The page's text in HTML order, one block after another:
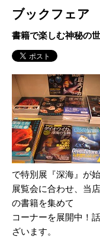
ブックフェア
書籍で楽しむ神秘の
で特別展『深海』が
展覧会に合わせ、当
の書籍を集めて
コーナーを展開中！
ざいます。